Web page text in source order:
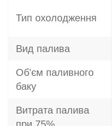
Тип охолодження
Вид палива
Об'єм паливного
баку
Витрата палива